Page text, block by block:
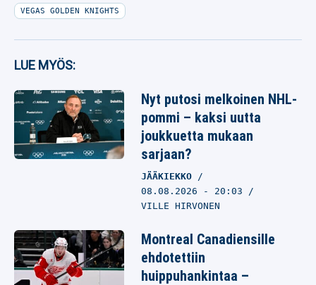
VEGAS GOLDEN KNIGHTS
LUE MYÖS:
Nyt putosi melkoinen NHL-
pommi – kaksi uutta
joukkuetta mukaan
sarjaan?
JÄÄKIEKKO
08.08.2026 - 20:03
VILLE HIRVONEN
Montreal Canadiensille
ehdotettiin
huippuhankintaa –